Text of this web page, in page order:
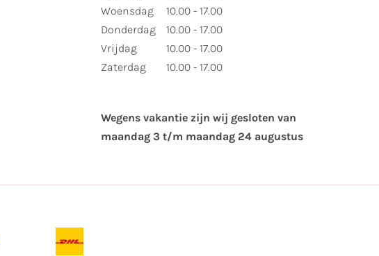
Woensdag
Donderdag
Vrijdag
Zaterdag
10.00 - 17.00
10.00 - 17.00
10.00 - 17.00
10.00 - 17.00
Wegens vakantie zijn wij gesloten van ​
maandag 3 t/m maandag 24 augustus